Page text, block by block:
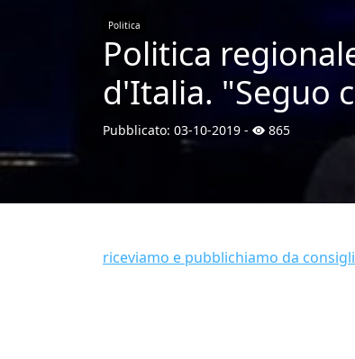
Politica
Politica
d'Italia. "Seguo
Pubblicato: 03-10-2019 - 865
riceviamo e pubblichiamo da